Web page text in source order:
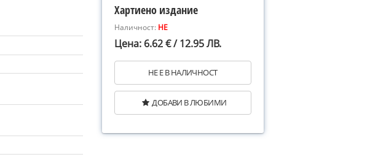
Хартиено издание
Наличност: НЕ
Цена: 6.62 € / 12.95 ЛВ.
НЕ Е В НАЛИЧНОСТ
ДОБАВИ В ЛЮБИМИ